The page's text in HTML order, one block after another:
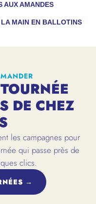
AUX AMANDES
MAIN EN BALLOTINS
DE CHEZ
les campagnes pour
qui passe près de
clics.
→